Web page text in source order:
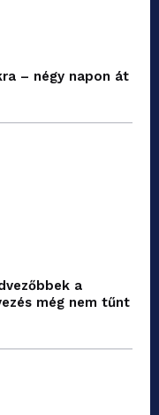
– négy napon át
a
még nem tűnt